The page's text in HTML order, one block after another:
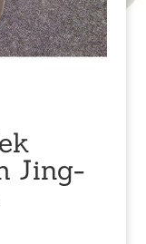
Jing-